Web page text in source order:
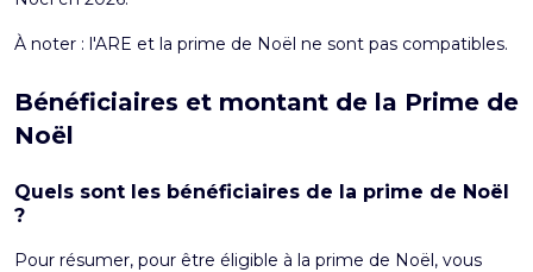
À noter : l'ARE et la prime de Noël ne sont pas compatibles.
Bénéficiaires et montant de la Prime de
Noël
Quels sont les bénéficiaires de la prime de Noël
?
Pour résumer, pour être éligible à la prime de Noël, vous